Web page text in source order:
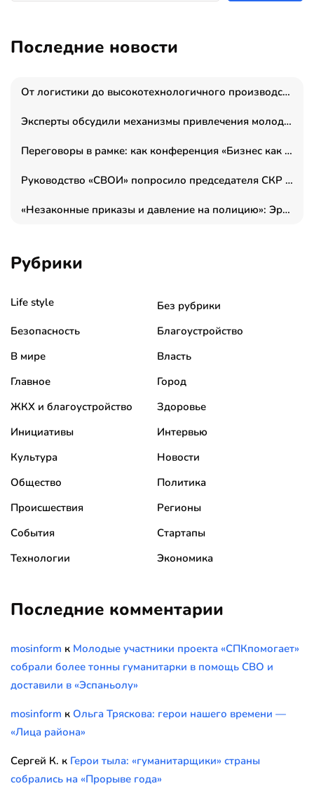
Последние новости
От логистики до высокотехнологичного производства: как основатель “гагаринга” выстраивает экосистему безопасности и гражданских БПЛА
Эксперты обсудили механизмы привлечения молодых специалистов в промышленные города
Переговоры в рамке: как конференция «Бизнес как искусство» переформатирует деловой этикет в стенах ТПП РФ
Руководство «СВОИ» попросило председателя СКР дать правовую оценку обысков в тыловом штабе
«Незаконные приказы и давление на полицию»: Эрнеста Султанова задержали у посольства Израиля во время одиночного пикета
Рубрики
Life style
Без рубрики
Безопасность
Благоустройство
В мире
Власть
Главное
Город
ЖКХ и благоустройство
Здоровье
Инициативы
Интервью
Культура
Новости
Общество
Политика
Происшествия
Регионы
События
Стартапы
Технологии
Экономика
Последние комментарии
mosinform к Молодые участники проекта «СПКпомогает»
собрали более тонны гуманитарки в помощь СВО и
доставили в «Эспаньолу»
mosinform к Ольга Тряскова: герои нашего времени —
«Лица района»
Сергей К. к Герои тыла: «гуманитарщики» страны
собрались на «Прорыве года»